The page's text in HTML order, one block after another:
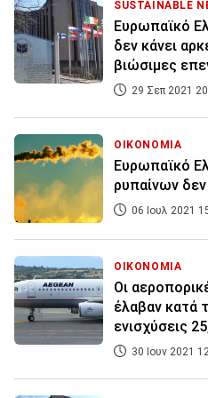
SUSTAINABLE
Ευρωπαϊκό
δεν κάνει
βιώσιμες
29 Σεπ 2021
ΟΙΚΟΝΟΜΙΑ
Ευρωπαϊκό
ρυπαίνων
06 Ιουλ 2021
ΟΙΚΟΝΟΜΙΑ
Οι
έλαβαν κατά
ενισχύσεις
30 Ιουν 2021